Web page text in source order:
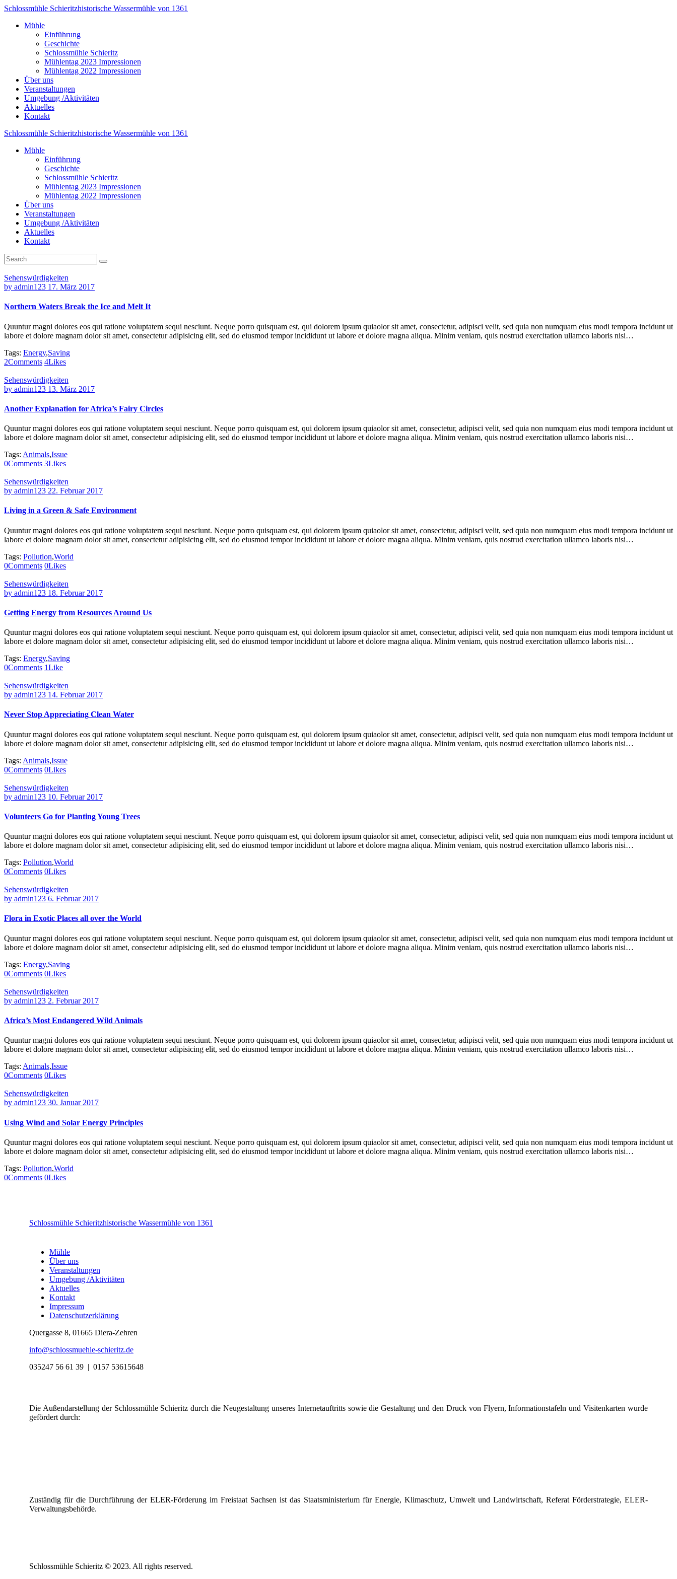
Schlossmühle Schieritzhistorische Wassermühle von 1361
Mühle
Einführung
Geschichte
Schlossmühle Schieritz
Mühlentag 2023 Impressionen
Mühlentag 2022 Impressionen
Über uns
Veranstaltungen
Umgebung /Aktivitäten
Aktuelles
Kontakt
Schlossmühle Schieritzhistorische Wassermühle von 1361
Mühle
Einführung
Geschichte
Schlossmühle Schieritz
Mühlentag 2023 Impressionen
Mühlentag 2022 Impressionen
Über uns
Veranstaltungen
Umgebung /Aktivitäten
Aktuelles
Kontakt
Sehenswürdigkeiten
by admin123 17. März 2017
Northern Waters Break the Ice and Melt It
Quuntur magni dolores eos qui ratione voluptatem sequi nesciunt. Neque porro quisquam est, qui dolorem ipsum quiaolor sit amet, consectetur, adipisci velit, sed quia non numquam eius modi tempora incidunt ut
labore et dolore magnam dolor sit amet, consectetur adipisicing elit, sed do eiusmod tempor incididunt ut labore et dolore magna aliqua. Minim veniam, quis nostrud exercitation ullamco laboris nisi…
Tags: Energy,Saving
2Comments 4Likes
Sehenswürdigkeiten
by admin123 13. März 2017
Another Explanation for Africa’s Fairy Circles
Quuntur magni dolores eos qui ratione voluptatem sequi nesciunt. Neque porro quisquam est, qui dolorem ipsum quiaolor sit amet, consectetur, adipisci velit, sed quia non numquam eius modi tempora incidunt ut
labore et dolore magnam dolor sit amet, consectetur adipisicing elit, sed do eiusmod tempor incididunt ut labore et dolore magna aliqua. Minim veniam, quis nostrud exercitation ullamco laboris nisi…
Tags: Animals,Issue
0Comments 3Likes
Sehenswürdigkeiten
by admin123 22. Februar 2017
Living in a Green & Safe Environment
Quuntur magni dolores eos qui ratione voluptatem sequi nesciunt. Neque porro quisquam est, qui dolorem ipsum quiaolor sit amet, consectetur, adipisci velit, sed quia non numquam eius modi tempora incidunt ut
labore et dolore magnam dolor sit amet, consectetur adipisicing elit, sed do eiusmod tempor incididunt ut labore et dolore magna aliqua. Minim veniam, quis nostrud exercitation ullamco laboris nisi…
Tags: Pollution,World
0Comments 0Likes
Sehenswürdigkeiten
by admin123 18. Februar 2017
Getting Energy from Resources Around Us
Quuntur magni dolores eos qui ratione voluptatem sequi nesciunt. Neque porro quisquam est, qui dolorem ipsum quiaolor sit amet, consectetur, adipisci velit, sed quia non numquam eius modi tempora incidunt ut
labore et dolore magnam dolor sit amet, consectetur adipisicing elit, sed do eiusmod tempor incididunt ut labore et dolore magna aliqua. Minim veniam, quis nostrud exercitation ullamco laboris nisi…
Tags: Energy,Saving
0Comments 1Like
Sehenswürdigkeiten
by admin123 14. Februar 2017
Never Stop Appreciating Clean Water
Quuntur magni dolores eos qui ratione voluptatem sequi nesciunt. Neque porro quisquam est, qui dolorem ipsum quiaolor sit amet, consectetur, adipisci velit, sed quia non numquam eius modi tempora incidunt ut
labore et dolore magnam dolor sit amet, consectetur adipisicing elit, sed do eiusmod tempor incididunt ut labore et dolore magna aliqua. Minim veniam, quis nostrud exercitation ullamco laboris nisi…
Tags: Animals,Issue
0Comments 0Likes
Sehenswürdigkeiten
by admin123 10. Februar 2017
Volunteers Go for Planting Young Trees
Quuntur magni dolores eos qui ratione voluptatem sequi nesciunt. Neque porro quisquam est, qui dolorem ipsum quiaolor sit amet, consectetur, adipisci velit, sed quia non numquam eius modi tempora incidunt ut
labore et dolore magnam dolor sit amet, consectetur adipisicing elit, sed do eiusmod tempor incididunt ut labore et dolore magna aliqua. Minim veniam, quis nostrud exercitation ullamco laboris nisi…
Tags: Pollution,World
0Comments 0Likes
Sehenswürdigkeiten
by admin123 6. Februar 2017
Flora in Exotic Places all over the World
Quuntur magni dolores eos qui ratione voluptatem sequi nesciunt. Neque porro quisquam est, qui dolorem ipsum quiaolor sit amet, consectetur, adipisci velit, sed quia non numquam eius modi tempora incidunt ut
labore et dolore magnam dolor sit amet, consectetur adipisicing elit, sed do eiusmod tempor incididunt ut labore et dolore magna aliqua. Minim veniam, quis nostrud exercitation ullamco laboris nisi…
Tags: Energy,Saving
0Comments 0Likes
Sehenswürdigkeiten
by admin123 2. Februar 2017
Africa’s Most Endangered Wild Animals
Quuntur magni dolores eos qui ratione voluptatem sequi nesciunt. Neque porro quisquam est, qui dolorem ipsum quiaolor sit amet, consectetur, adipisci velit, sed quia non numquam eius modi tempora incidunt ut
labore et dolore magnam dolor sit amet, consectetur adipisicing elit, sed do eiusmod tempor incididunt ut labore et dolore magna aliqua. Minim veniam, quis nostrud exercitation ullamco laboris nisi…
Tags: Animals,Issue
0Comments 0Likes
Sehenswürdigkeiten
by admin123 30. Januar 2017
Using Wind and Solar Energy Principles
Quuntur magni dolores eos qui ratione voluptatem sequi nesciunt. Neque porro quisquam est, qui dolorem ipsum quiaolor sit amet, consectetur, adipisci velit, sed quia non numquam eius modi tempora incidunt ut
labore et dolore magnam dolor sit amet, consectetur adipisicing elit, sed do eiusmod tempor incididunt ut labore et dolore magna aliqua. Minim veniam, quis nostrud exercitation ullamco laboris nisi…
Tags: Pollution,World
0Comments 0Likes
Schlossmühle Schieritzhistorische Wassermühle von 1361
Mühle
Über uns
Veranstaltungen
Umgebung /Aktivitäten
Aktuelles
Kontakt
Impressum
Datenschutzerklärung
Quergasse 8, 01665 Diera-Zehren
info@schlossmuehle-schieritz.de
035247 56 61 39 | 0157 53615648
Die Außendarstellung der Schlossmühle Schieritz durch die Neugestaltung unseres Internetauftritts sowie die Gestaltung und den Druck von Flyern, Informationstafeln und Visitenkarten wurde
gefördert durch:
Zuständig für die Durchführung der ELER-Förderung im Freistaat Sachsen ist das Staatsministerium für Energie, Klimaschutz, Umwelt und Landwirtschaft, Referat Förderstrategie, ELER-
Verwaltungsbehörde.
Schlossmühle Schieritz © 2023. All rights reserved.